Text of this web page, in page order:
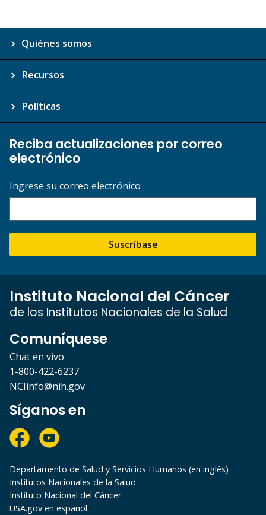
Quiénes somos
Recursos
Políticas
Reciba actualizaciones por correo
electrónico
Ingrese su correo electrónico
Suscríbase
Instituto Nacional del Cáncer
de los Institutos Nacionales de la Salud
Comuníquese
Chat en vivo
1-800-422-6237
NCIinfo@nih.gov
Síganos en
Departamento de Salud y Servicios Humanos (en inglés)
Institutos Nacionales de la Salud
Instituto Nacional del Cáncer
USA.gov en español